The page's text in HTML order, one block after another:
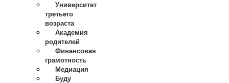
Университет
третьего
возраста
Академия
родителей
Финансовая
грамотность
Медиация
Буду